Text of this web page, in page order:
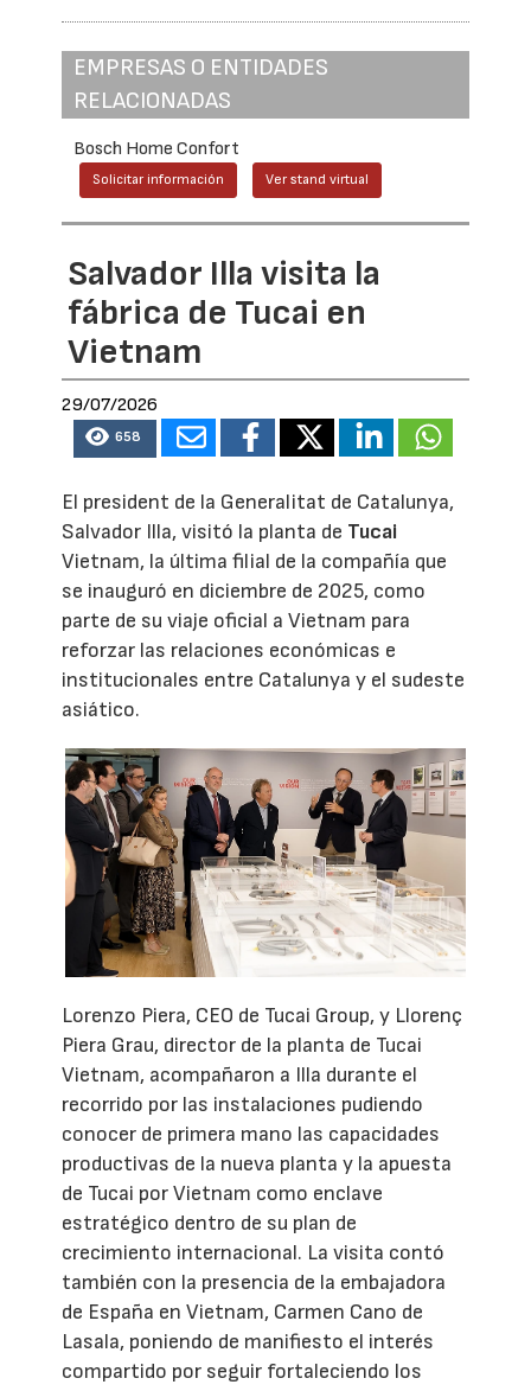
EMPRESAS O ENTIDADES
RELACIONADAS
Bosch Home Confort
Solicitar información Ver stand virtual
Salvador Illa visita la
fábrica de Tucai en
Vietnam
29/07/2026
658
El president de la Generalitat de Catalunya,
Salvador Illa, visitó la planta de Tucai
Vietnam, la última filial de la compañía que
se inauguró en diciembre de 2025, como
parte de su viaje oficial a Vietnam para
reforzar las relaciones económicas e
institucionales entre Catalunya y el sudeste
asiático.
Lorenzo Piera, CEO de Tucai Group, y Llorenç
Piera Grau, director de la planta de Tucai
Vietnam, acompañaron a Illa durante el
recorrido por las instalaciones pudiendo
conocer de primera mano las capacidades
productivas de la nueva planta y la apuesta
de Tucai por Vietnam como enclave
estratégico dentro de su plan de
crecimiento internacional. La visita contó
también con la presencia de la embajadora
de España en Vietnam, Carmen Cano de
Lasala, poniendo de manifiesto el interés
compartido por seguir fortaleciendo los